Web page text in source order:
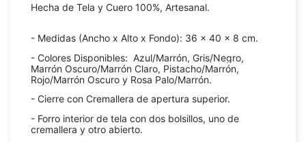
Hecha de Tela y Cuero 100%, Artesanal.
- Medidas (Ancho x Alto x Fondo): 36 x 40 x 8 cm.
- Colores Disponibles: Azul/Marrón, Gris/Negro,
Marrón Oscuro/Marrón Claro, Pistacho/Marrón,
Rojo/Marrón Oscuro y Rosa Palo/Marrón.
- Cierre con Cremallera de apertura superior.
- Forro interior de tela con dos bolsillos, uno de
cremallera y otro abierto.